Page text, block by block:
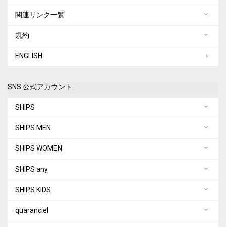
関連リンク一覧
規約
ENGLISH
SNS 公式アカウント
SHIPS
SHIPS MEN
SHIPS WOMEN
SHIPS any
SHIPS KIDS
quaranciel